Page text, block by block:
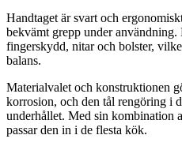
Handtaget är svart och
bekvämt grepp under
fingerskydd, nitar och bolster,
balans.
Materialvalet och konstruktionen
korrosion, och den tål rengöring i
underhållet. Med sin kombination
passar den in i de flesta kök.